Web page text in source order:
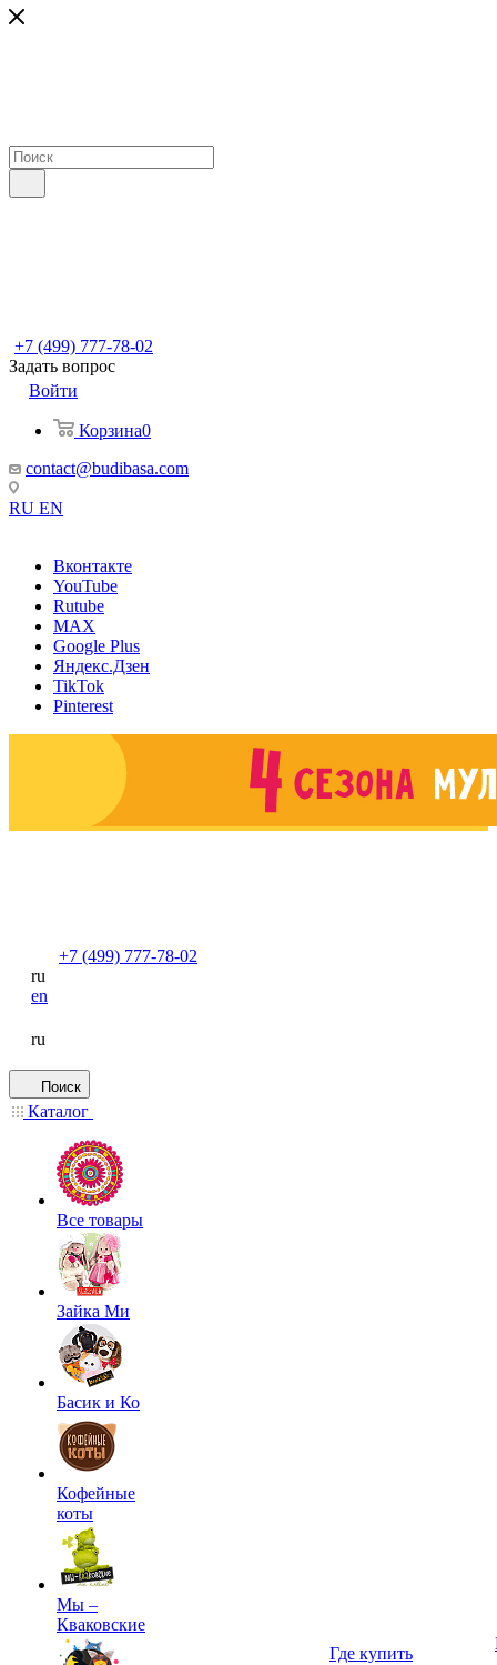
+7 (499) 777-78-02
Задать вопрос
Войти
Корзина0
contact@budibasa.com
RU EN
Вконтакте
YouTube
Rutube
MAX
Google Plus
Яндекс.Дзен
TikTok
Pinterest
+7 (499) 777-78-02
ru
en
ru
Поиск
Каталог
Все товары
Зайка Ми
Басик и Ко
Кофейные
коты
Мы –
Кваковские
Где купить